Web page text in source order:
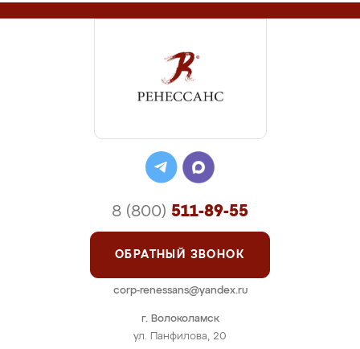
г. Волоколамск
ул. Панфилова, 20
8 (800) 511-89-55
ОБРАТНЫЙ ЗВОНОК
corp-renessans@yandex.ru